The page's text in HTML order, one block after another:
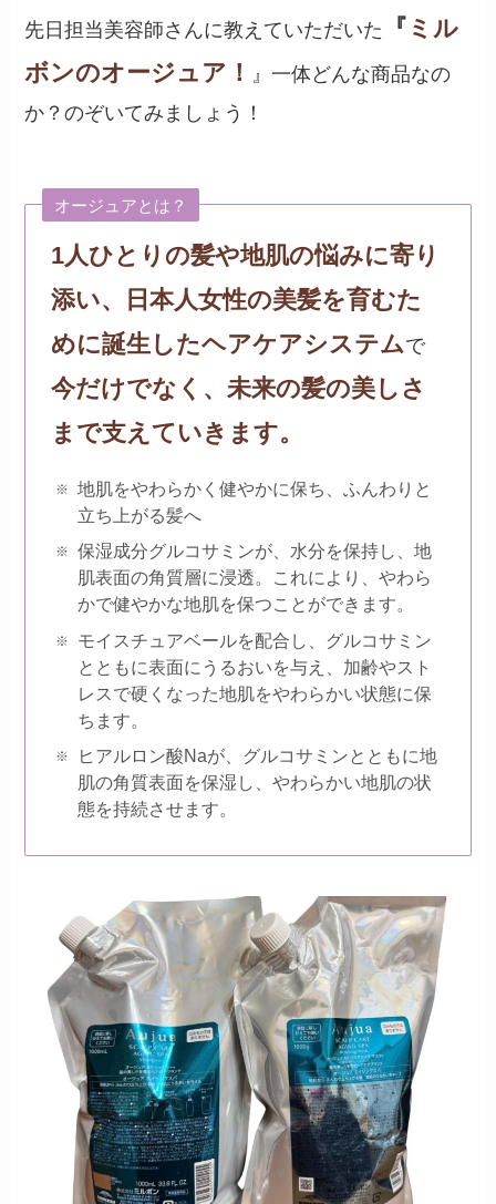
先日担当美容師さんに教えていただいた 『 ミル
ボンのオージュア！
』一体どんな商品なの
か？のぞいてみましょう！
オージュアとは？
1人ひとりの髪や地肌の悩みに寄り
添い、日本人女性の美髪を育むた
めに誕生したヘアケアシステムで
今だけでなく、未来の髪の美しさ
まで支えていきます。
地肌をやわらかく健やかに保ち、ふんわりと
立ち上がる髪へ
保湿成分グルコサミンが、水分を保持し、地
肌表面の角質層に浸透。これにより、やわら
かで健やかな地肌を保つことができます。
モイスチュアベールを配合し、グルコサミン
とともに表面にうるおいを与え、加齢やスト
レスで硬くなった地肌をやわらかい状態に保
ちます。
ヒアルロン酸Naが、グルコサミンとともに地
肌の角質表面を保湿し、やわらかい地肌の状
態を持続させます。